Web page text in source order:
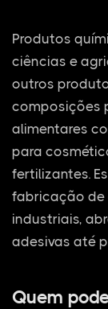
Produtos
ciências e
outros
composições
alimentares
para
fertilizantes.
fabricação de
industriais,
adesivas até
Quem